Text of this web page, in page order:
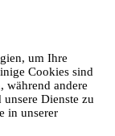
um Ihre
Cookies sind
während andere
Dienste zu
in unserer